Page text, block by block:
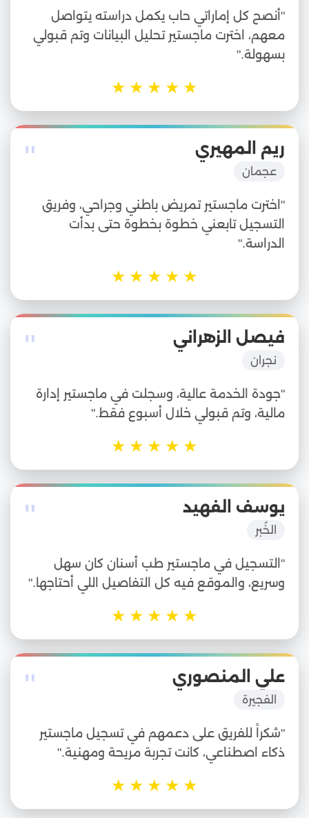
"أنصح كل إماراتي حاب يكمل دراسته يتواصل
معهم، اخترت ماجستير تحليل البيانات وتم قبولي
بسهولة."
★
★
★
★
★
" ريم المهيري
عجمان
"اخترت ماجستير تمريض باطني وجراحي، وفريق
التسجيل تابعني خطوة بخطوة حتى بدأت
الدراسة."
★
★
★
★
★
" فيصل الزهراني
نجران
"جودة الخدمة عالية، وسجلت في ماجستير إدارة
مالية، وتم قبولي خلال أسبوع فقط."
★
★
★
★
★
" يوسف الفهيد
الخُبر
"التسجيل في ماجستير طب أسنان كان سهل
وسريع، والموقع فيه كل التفاصيل اللي أحتاجها."
★
★
★
★
★
" علي المنصوري
الفجيرة
"شكراً للفريق على دعمهم في تسجيل ماجستير
ذكاء اصطناعي، كانت تجربة مريحة ومهنية."
★
★
★
★
★